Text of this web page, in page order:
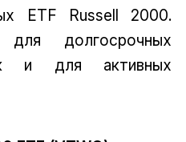
ETF Russell 2000.
долгосрочных
и для активных